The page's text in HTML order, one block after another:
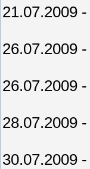
21.07.2009 -
26.07.2009 -
26.07.2009 -
28.07.2009 -
30.07.2009 -